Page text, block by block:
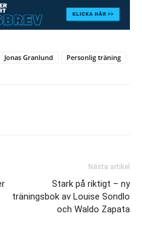
Jonas Granlund Personlig träning
Nästa artikel
Stark på riktigt – ny
träningsbok av Louise Sondlo
och Waldo Zapata